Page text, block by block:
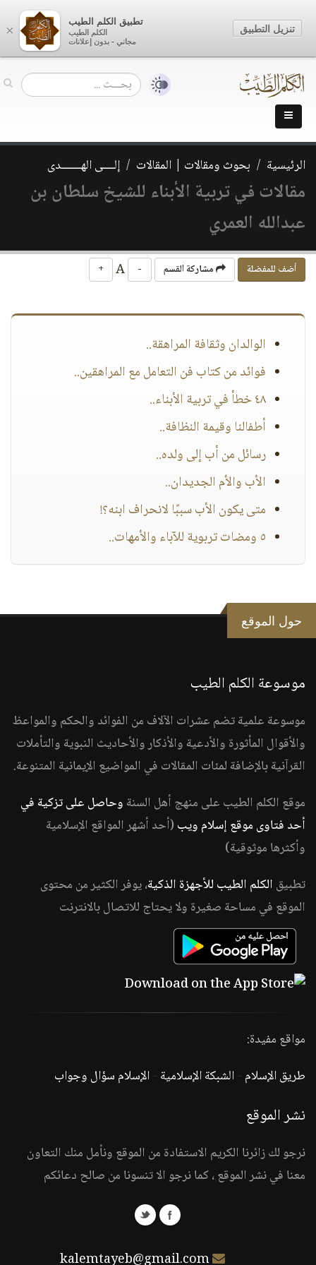
الرئيسية بحوث ومقالات | المقالات إلــــى الهـــــــدى
مقالات في تربية الأبناء للشيخ سلطان بن
عبدالله العمري
أضف للمفضلة مشاركة القسم -
+
الوالدان وثقافة المراهقة..
فوائد من كتاب فن التعامل مع المراهقين..
٤٨ خطأ في تربية الأبناء..
أطفالنا وقيمة النظافة..
رسائل من أب إلى ولده..
الأب والأم الجديدان..
متى يكون الأب سببًا لانحراف ابنه؟!
٥ ومضات تربوية للآباء والأمهات..
حول الموقع
موسوعة الكلم الطيب
موسوعة علمية تضم عشرات الآلاف من الفوائد والحكم والمواعظ
والأقوال المأثورة والأدعية والأذكار والأحاديث النبوية والتأملات
القرآنية بالإضافة لمئات المقالات في المواضيع الإيمانية المتنوعة.
موقع الكلم الطيب على منهج أهل السنة وحاصل على تزكية في
أحد فتاوى موقع إسلام ويب (أحد أشهر المواقع الإسلامية
وأكثرها موثوقية)
تطبيق الكلم الطيب للأجهزة الذكية، يوفر الكثير من محتوى
الموقع في مساحة صغيرة ولا يحتاج للاتصال بالانترنت
مواقع مفيدة:
طريق الإسلام -الشبكة الإسلامية -الإسلام سؤال وجواب
نشر الموقع
نرجو لك زائرنا الكريم الاستفادة من الموقع ونأمل منك التعاون
معنا في نشر الموقع ، كما نرجو الا تنسونا من صالح دعائكم
kalemtayeb@gmail.com
×
تطبيق الكلم الطيب
الكلم الطيب
مجاني - بدون إعلانات
تنزيل التطبيق